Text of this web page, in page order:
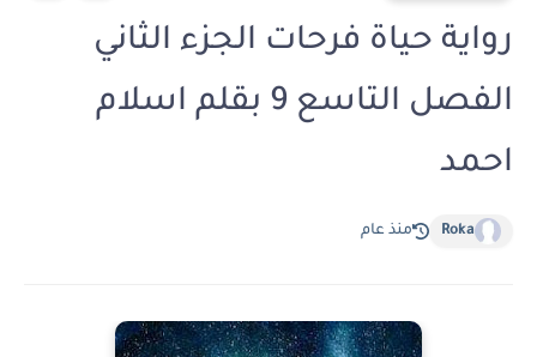
رواية حياة فرحات الجزء الثاني
الفصل التاسع 9 بقلم اسلام
احمد
Roka منذ عام